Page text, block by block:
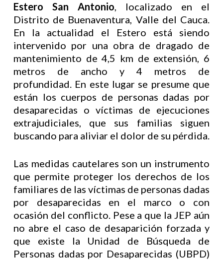
Estero San Antonio, localizado en el
Distrito de Buenaventura, Valle del Cauca.
En la actualidad el Estero está siendo
intervenido por una obra de dragado de
mantenimiento de 4,5 km de extensión, 6
metros de ancho y 4 metros de
profundidad. En este lugar se presume que
están los cuerpos de personas dadas por
desaparecidas o víctimas de ejecuciones
extrajudiciales, que sus familias siguen
buscando para aliviar el dolor de su pérdida.
Las medidas cautelares son un instrumento
que permite proteger los derechos de los
familiares de las víctimas de personas dadas
por desaparecidas en el marco o con
ocasión del conflicto. Pese a que la JEP aún
no abre el caso de desaparición forzada y
que existe la Unidad de Búsqueda de
Personas dadas por Desaparecidas (UBPD)